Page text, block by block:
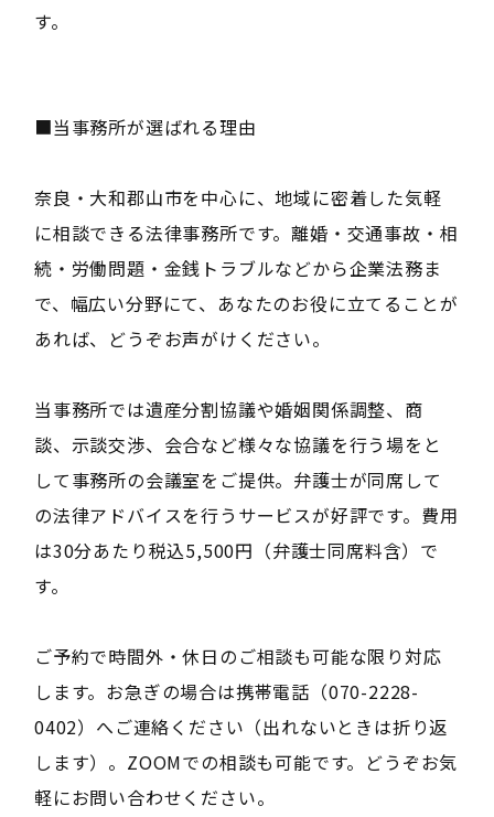
す。
■当事務所が選ばれる理由
奈良・大和郡山市を中心に、地域に密着した気軽
に相談できる法律事務所です。離婚・交通事故・相
続・労働問題・金銭トラブルなどから企業法務ま
で、幅広い分野にて、あなたのお役に立てることが
あれば、どうぞお声がけください。
当事務所では遺産分割協議や婚姻関係調整、商
談、示談交渉、会合など様々な協議を行う場をと
して事務所の会議室をご提供。弁護士が同席して
の法律アドバイスを行うサービスが好評です。費用
は30分あたり税込5,500円（弁護士同席料含）で
す。
ご予約で時間外・休日のご相談も可能な限り対応
します。お急ぎの場合は携帯電話（070-2228-
0402）へご連絡ください（出れないときは折り返
します）。ZOOMでの相談も可能です。どうぞお気
軽にお問い合わせください。